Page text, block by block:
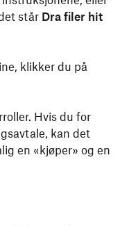
står Dra filer hit
klikker du på
Hvis du for
kan det
en «kjøper» og en